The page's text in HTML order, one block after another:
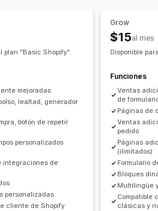
plan "Basic Shopify".
mejoradas
lealtad, generador
botón de repetir
personalizados
integraciones de
personalizadas
cliente de Shopify
Grow
$15al mes
Disponible
Funciones
Ventas
de
Páginas de
Ventas
pedido
Páginas
(ilimitados)
Formulario
Bloques
Multilingüe
Compatible
clásicas y